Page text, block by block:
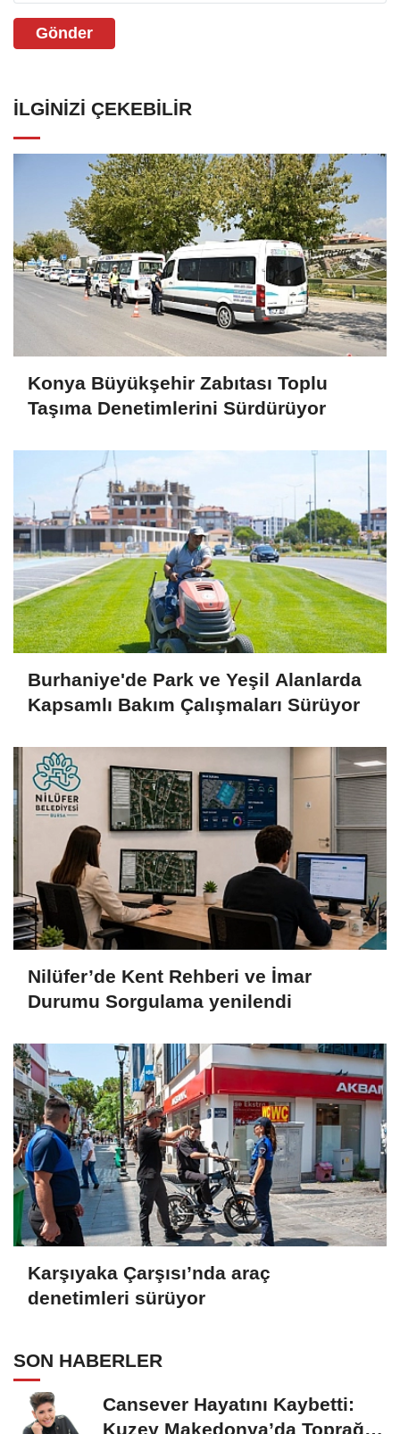
Gönder
İLGINIZI ÇEKEBILIR
Konya Büyükşehir Zabıtası Toplu
Taşıma Denetimlerini Sürdürüyor
Burhaniye'de Park ve Yeşil Alanlarda
Kapsamlı Bakım Çalışmaları Sürüyor
Nilüfer’de Kent Rehberi ve İmar
Durumu Sorgulama yenilendi
Karşıyaka Çarşısı’nda araç
denetimleri sürüyor
SON HABERLER
Cansever Hayatını Kaybetti:
Kuzey Makedonya’da Toprağa